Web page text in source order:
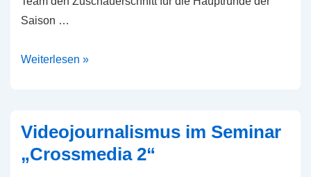
Saison …
Zuschauerschnitt
Weiterlesen »
Videojournalismus im Seminar
„Crossmedia 2“